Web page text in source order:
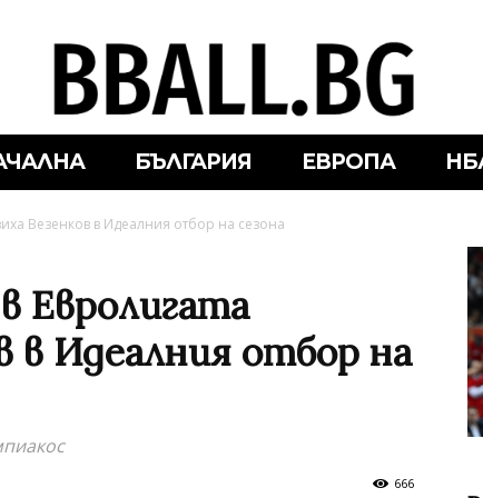
БЪЛГАРИЯ ЕВРОПА
Везенков в Идеалния отбор на сезона
Евролигата
в Идеалния отбор на
666